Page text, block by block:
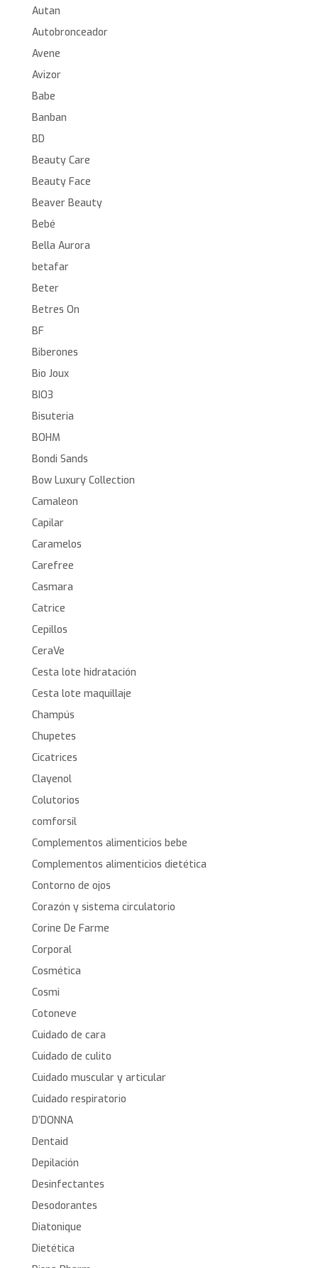
Autan
Autobronceador
Avene
Avizor
Babe
Banban
BD
Beauty Care
Beauty Face
Beaver Beauty
Bebé
Bella Aurora
betafar
Beter
Betres On
BF
Biberones
Bio Joux
BIO3
Bisuteria
BOHM
Bondi Sands
Bow Luxury Collection
Camaleon
Capilar
Caramelos
Carefree
Casmara
Catrice
Cepillos
CeraVe
Cesta lote hidratación
Cesta lote maquillaje
Champús
Chupetes
Cicatrices
Clayenol
Colutorios
comforsil
Complementos alimenticios bebe
Complementos alimenticios dietética
Contorno de ojos
Corazón y sistema circulatorio
Corine De Farme
Corporal
Cosmética
Cosmi
Cotoneve
Cuidado de cara
Cuidado de culito
Cuidado muscular y articular
Cuidado respiratorio
D’DONNA
Dentaid
Depilación
Desinfectantes
Desodorantes
Diatonique
Dietética